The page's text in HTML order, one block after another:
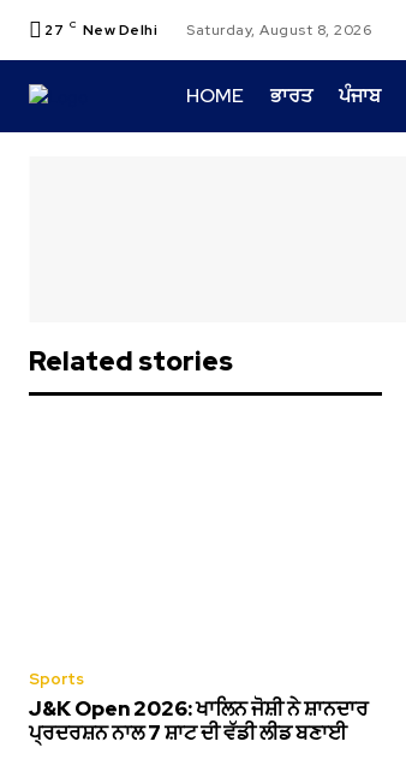
27 C New Delhi Saturday, August 8, 2026
HOME ਭਾਰਤ ਪੰਜਾਬ
Related stories
Sports
J&K Open 2026: ਖਾਲਿਨ ਜੋਸ਼ੀ ਨੇ ਸ਼ਾਨਦਾਰ
ਪ੍ਰਦਰਸ਼ਨ ਨਾਲ 7 ਸ਼ਾਟ ਦੀ ਵੱਡੀ ਲੀਡ ਬਣਾਈ